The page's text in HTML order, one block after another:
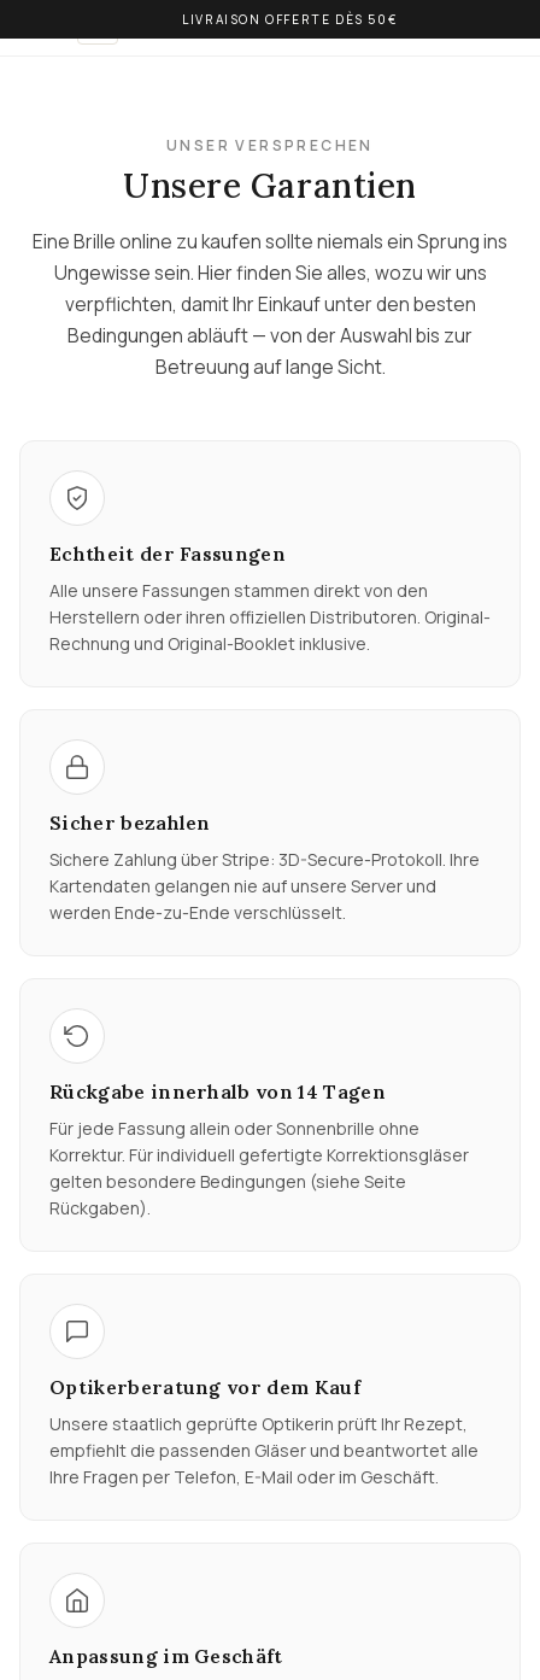
LIVRAISON OFFERTE DÈS 50€
OLIVIA BALM
UNSER VERSPRECHEN
Unsere Garantien
Eine Brille online zu kaufen sollte niemals ein Sprung ins
Ungewisse sein. Hier finden Sie alles, wozu wir uns
verpflichten, damit Ihr Einkauf unter den besten
Bedingungen abläuft — von der Auswahl bis zur
Betreuung auf lange Sicht.
Echtheit der Fassungen
Alle unsere Fassungen stammen direkt von den
Herstellern oder ihren offiziellen Distributoren. Original-
Rechnung und Original-Booklet inklusive.
Sicher bezahlen
Sichere Zahlung über Stripe: 3D-Secure-Protokoll. Ihre
Kartendaten gelangen nie auf unsere Server und
werden Ende-zu-Ende verschlüsselt.
Rückgabe innerhalb von 14 Tagen
Für jede Fassung allein oder Sonnenbrille ohne
Korrektur. Für individuell gefertigte Korrektionsgläser
gelten besondere Bedingungen (siehe Seite
Rückgaben).
Optikerberatung vor dem Kauf
Unsere staatlich geprüfte Optikerin prüft Ihr Rezept,
empfiehlt die passenden Gläser und beantwortet alle
Ihre Fragen per Telefon, E-Mail oder im Geschäft.
Anpassung im Geschäft